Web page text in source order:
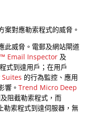
案對應勒索程式的威脅。
此威脅。電郵及網站閘道
Email Inspector 及
式到達用戶；在用戶
的行為監控、應用
響。 Trend Micro Deep
阻截勒索程式，而
勒索程式到達伺服器，無